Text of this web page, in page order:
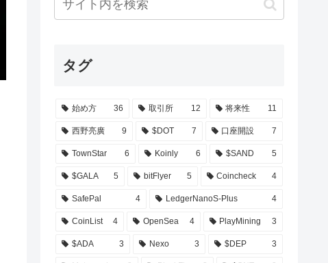
タグ
始め方 36 取引所 12 将来性 11
西野亮廣 9 $DOT 7 口座開設 7
TownStar 6 Koinly 6 $SAND 5
$GALA 5 bitFlyer 5 Coincheck 4
SafePal 4 LedgerNanoS-Plus 4
CoinList 4 OpenSea 4 PlayMining 3
$ADA 3 Nexo 3 $DEP 3